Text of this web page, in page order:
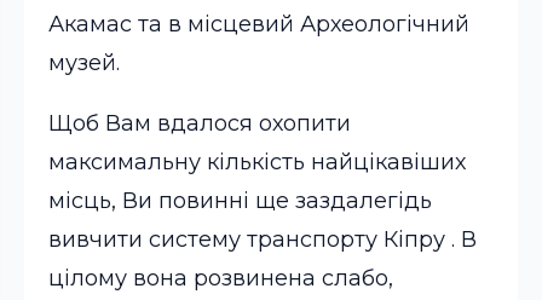
Акамас та в місцевий Археологічний
музей.
Щоб Вам вдалося охопити
максимальну кількість найцікавіших
місць, Ви повинні ще заздалегідь
вивчити систему транспорту Кіпру . В
цілому вона розвинена слабо,